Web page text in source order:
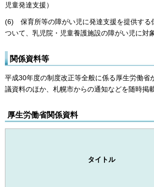
児童発達支援）
(6) 保育所等の障がい児に発達支援を提供する
ついて、乳児院・児童養護施設の障がい児に
関係資料等
平成30年度の制度改正等全般に係る厚生労働省
議資料のほか、札幌市からの通知などを随時掲
厚生労働省関係資料
タイトル